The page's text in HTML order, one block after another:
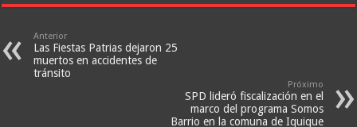
Anterior
Las Fiestas Patrias dejaron 25
muertos en accidentes de
tránsito
Próximo
SPD lideró fiscalización en el
marco del programa Somos
Barrio en la comuna de Iquique